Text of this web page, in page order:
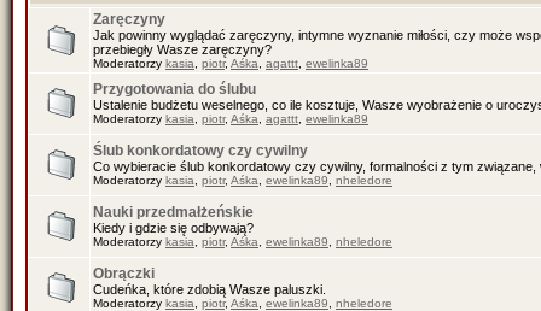
Zaręczyny
Jak powinny wyglądać zaręczyny, intymne wyznanie miłości, czy może
przebiegły Wasze zaręczyny?
Moderatorzy kasia piotr, Aśka agattt ewelinka89
Przygotowania do ślubu
Ustalenie budżetu weselnego, co ile kosztuje, Wasze wyobrażenie o
Moderatorzy kasia piotr, Aśka agattt ewelinka89
Ślub konkordatowy czy cywilny
Co wybieracie ślub konkordatowy czy cywilny, formalności z tym związane,
Moderatorzy kasia piotr, Aśka ewelinka89 nheledore
Nauki przedmałżeńskie
Kiedy i gdzie się odbywają?
Moderatorzy kasia piotr, Aśka ewelinka89 nheledore
Obrączki
Cudeńka, które zdobią Wasze paluszki.
Moderatorzy kasia piotr, Aśka ewelinka89 nheledore